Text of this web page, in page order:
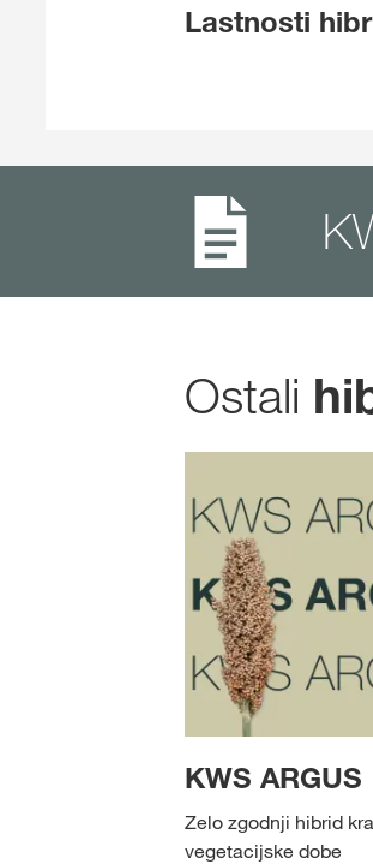
Lastnosti
Ostali
KWS ARGUS
Zelo zgodnji hibrid
vegetacijske dobe